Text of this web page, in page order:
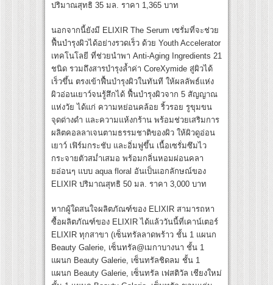
ปริมาณสุทธิ 35 มล. ราคา 1,365 บาท
นอกจากนี้ยังมี ELIXIR The Serum เซรั่มที่จะช่วย
ฟื้นบำรุงผิวได้อย่างรวดเร็ว ด้วย Youth Accelerator
เทคโนโลยี ที่ช่วยนำพา Anti-Aging Ingredients 21
ชนิด รวมถึงสารบำรุงล้ำค่า CoreXymide สู่ผิวได้
เร็วขึ้น ตรงเข้าฟื้นบำรุงผิวในทันที ให้ผลลัพธ์แห่ง
ผิวอ่อนเยาว์จนรู้สึกได้ ฟื้นบำรุงผิวจาก 5 สัญญาณ
แห่งวัย ได้แก่ ความหย่อนคล้อย ริ้วรอย รูขุมขน
จุดด่างดำ และความแห้งกร้าน พร้อมช่วยเสริมการ
ผลิตคอลลาเจนตามธรรมชาติของผิว ให้ผิวดูอ่อน
เยาว์ เฟิร์มกระชับ และอิ่มฟูขึ้น เนื้อเซรั่มซึมไว
กระจายตัวสม่ำเสมอ พร้อมกลิ่นหอมผ่อนคลา
ยอ่อนๆ แบบ aqua floral อันเป็นเอกลักษณ์ของ
ELIXIR ปริมาณสุทธิ 50 มล. ราคา 3,000 บาท
หากผู้ใดสนใจผลิตภัณฑ์ของ ELIXIR สามารถหา
ซื้อผลิตภัณฑ์ของ ELIXIR ได้แล้ววันนี้ที่เคาน์เตอร์
ELIXIR ทุกสาขา (เซ็นทรัลลาดพร้าว ชั้น 1 แผนก
Beauty Galerie, เซ็นทรัล@เมกาบางนา ชั้น 1
แผนก Beauty Galerie, เซ็นทรัลชิดลม ชั้น 1
แผนก Beauty Galerie, เซ็นทรัล เฟสติวัล เชียงใหม่